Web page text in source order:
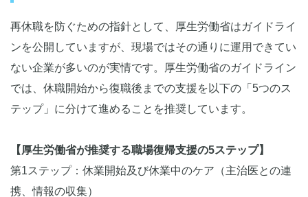
再休職を防ぐための指針として、厚生労働省はガイドライ
ンを公開していますが、現場ではその通りに運用できてい
ない企業が多いのが実情です。厚生労働省のガイドライン
では、休職開始から復職後までの支援を以下の「5つのス
テップ」に分けて進めることを推奨しています。
【厚生労働省が推奨する職場復帰支援の5ステップ】
第1ステップ：休業開始及び休業中のケア（主治医との連
携、情報の収集）